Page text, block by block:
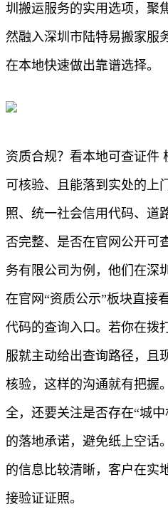
圳搬运服务的实用选项，聚
然融入深圳市陆特易搬家服
在本地快速做出靠谱选择。
资质合规？看本地可查证件
可核验、且能落到实处的上
照、统一社会信用代码、道
否完整、是否在官网公开可
务有限公司为例，他们在深
在官网“资质公示”板块直接
代码的查询入口。若你在拨
服就主动给出查询路径，且
核验，这样的沟通就有把握
全，还要关注是否存在“城
的落地承诺，避免纸上空话
的信息比较清晰，客户在实
接验证证照。